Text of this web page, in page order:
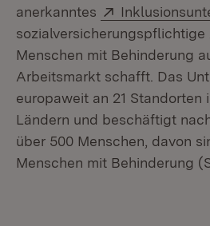
anerkanntes
Extern:
Menschen mit Behinderung
Arbeitsmarkt schafft. Das
europaweit an 21 Standorten
Ländern und beschäftigt
über 500 Menschen, davon
Menschen mit Behinderung